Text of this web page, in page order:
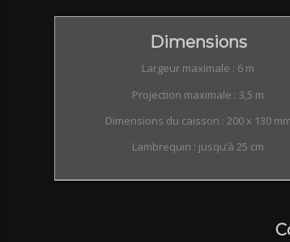
Dimensions
Largeur maximale : 6 m
Projection maximale : 3,5 m
Dimensions du caisson : 200 x 130 mm
Lambrequin : jusqu’à 25 cm